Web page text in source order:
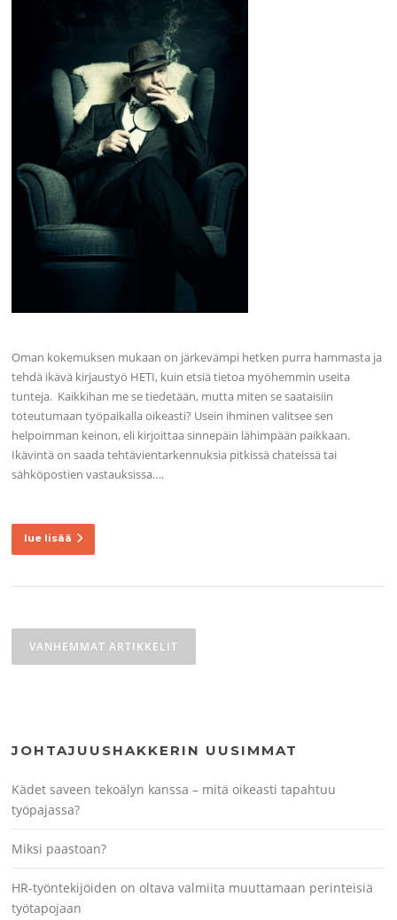
Oman kokemuksen mukaan on järkevämpi hetken purra hammasta ja
tehdä ikävä kirjaustyö HETI, kuin etsiä tietoa myöhemmin useita
tunteja. Kaikkihan me se tiedetään, mutta miten se saataisiin
toteutumaan työpaikalla oikeasti? Usein ihminen valitsee sen
helpoimman keinon, eli kirjoittaa sinnepäin lähimpään paikkaan.
Ikävintä on saada tehtävientarkennuksia pitkissä chateissä tai
sähköpostien vastauksissa….
lue lisää
selaus
VANHEMMAT ARTIKKELIT
JOHTAJUUSHAKKERIN UUSIMMAT
Kädet saveen tekoälyn kanssa – mitä oikeasti tapahtuu
työpajassa?
Miksi paastoan?
HR-työntekijöiden on oltava valmiita muuttamaan perinteisiä
työtapojaan